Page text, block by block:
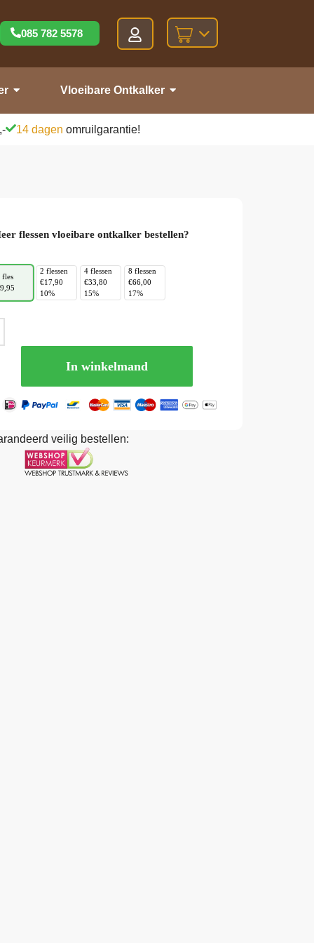
085 782 5578
Vloeibare Ontkalker
14 dagen omruilgarantie!
flessen vloeibare ontkalker bestellen?
fles
2 flessen
€17,90
10%
4 flessen
€33,80
15%
8 flessen
€66,00
17%
In winkelmand
veilig bestellen: